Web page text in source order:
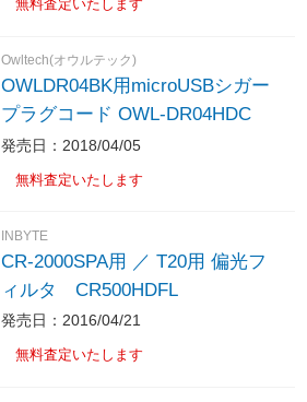
無料査定いたします
Owltech(オウルテック)
OWLDR04BK用microUSBシガー
プラグコード OWL-DR04HDC
発売日：2018/04/05
無料査定いたします
INBYTE
CR-2000SPA用 ／ T20用 偏光フ
ィルタ CR500HDFL
発売日：2016/04/21
無料査定いたします